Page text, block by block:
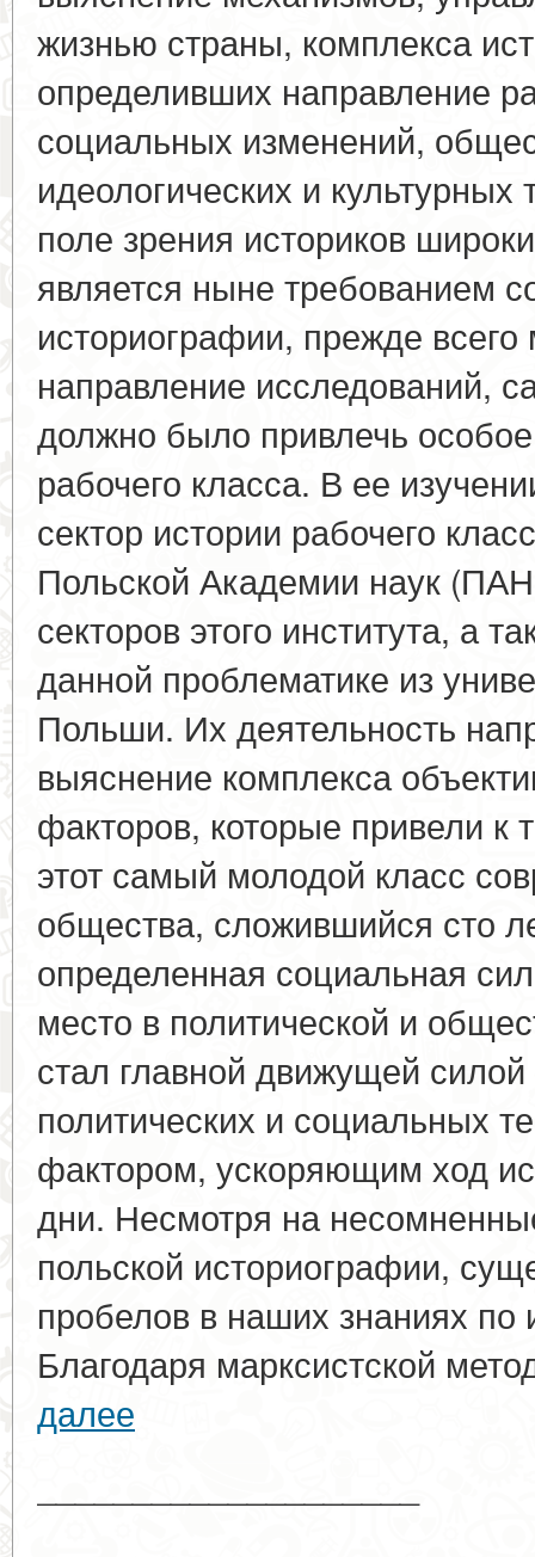
жизнью страны, комплекса
определивших направление
социальных изменений,
идеологических и
поле зрения историков
является ныне требованием
историографии, прежде всего
направление исследований,
должно было привлечь
рабочего класса. В ее
сектор истории рабочего
Польской Академии наук
секторов этого института, а
данной проблематике из
Польши. Их деятельность
выяснение комплекса
факторов, которые привели к
этот самый молодой класс
общества, сложившийся сто
определенная социальная
место в политической и
стал главной движущей
политических и социальных
фактором, ускоряющим ход
дни. Несмотря на
польской историографии,
пробелов в наших знаниях по
Благодаря марксистской
далее